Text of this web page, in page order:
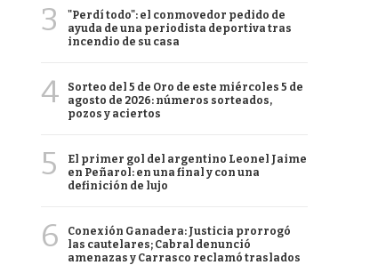
3
"Perdí todo": el conmovedor pedido de
ayuda de una periodista deportiva tras
incendio de su casa
4
Sorteo del 5 de Oro de este miércoles 5 de
agosto de 2026: números sorteados,
pozos y aciertos
5
El primer gol del argentino Leonel Jaime
en Peñarol: en una final y con una
definición de lujo
6
Conexión Ganadera: Justicia prorrogó
las cautelares; Cabral denunció
amenazas y Carrasco reclamó traslados